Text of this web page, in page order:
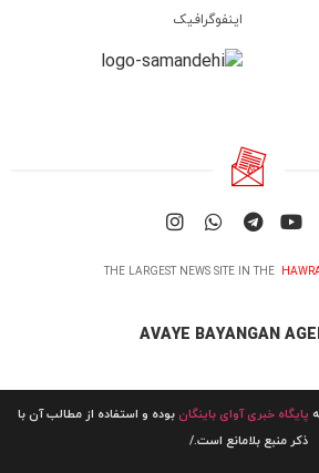
اینفوگرافیک
THE LARGEST NEWS SITE IN THE
AVAYE BAYANGAN
پایگاه خبری آوای باینگانبوده و استفاده از مطالب آن با
ذکر منبع بلامانع است./